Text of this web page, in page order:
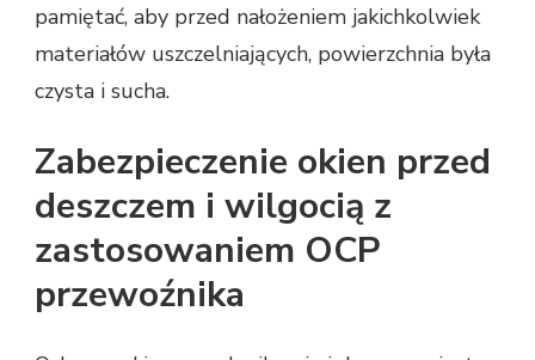
pamiętać, aby przed nałożeniem jakichkolwiek
materiałów uszczelniających, powierzchnia była
czysta i sucha.
Zabezpieczenie okien przed
deszczem i wilgocią z
zastosowaniem OCP
przewoźnika